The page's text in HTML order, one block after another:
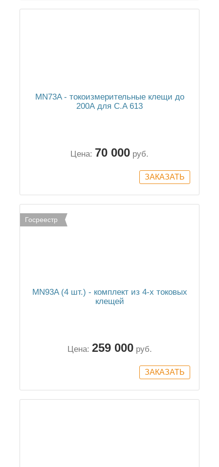
MN73A - токоизмерительные клещи до
200А для C.A 613
Цена: 70 000 руб.
Госреестр
MN93A (4 шт.) - комплект из 4-х токовых
клещей
Цена: 259 000 руб.